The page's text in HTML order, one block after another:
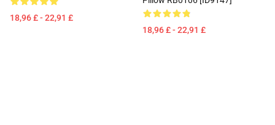
18,96 £ - 22,91 £
18,96 £ - 22,91 £